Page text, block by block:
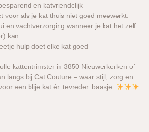
en katvriendelijk
voor als je kat thuis niet goed meewerkt.
en vachtverzorging wanneer je kat het zelf
kan.
hulp doet elke kat goed!
kattentrimster in 3850 Nieuwerkerken of
langs bij Cat Couture – waar stijl, zorg en
een blije kat én tevreden baasje.